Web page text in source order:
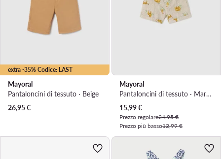
extra -35% Codice: LAST
Mayoral
Pantaloncini di tessuto · Beige
26,95€
Mayoral
Pantaloncini di tessuto · Marrone
Prezzo attuale
15,99€
Prezzo regolare24,95 €
Prezzo più basso12,99 €